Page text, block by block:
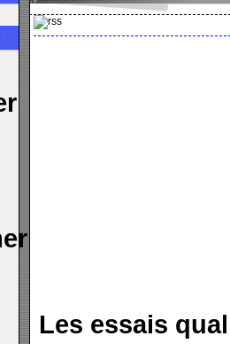
Les essais